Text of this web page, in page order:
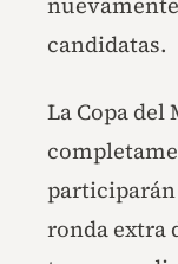
candidatas.
La Copa del
participarán
ronda extra